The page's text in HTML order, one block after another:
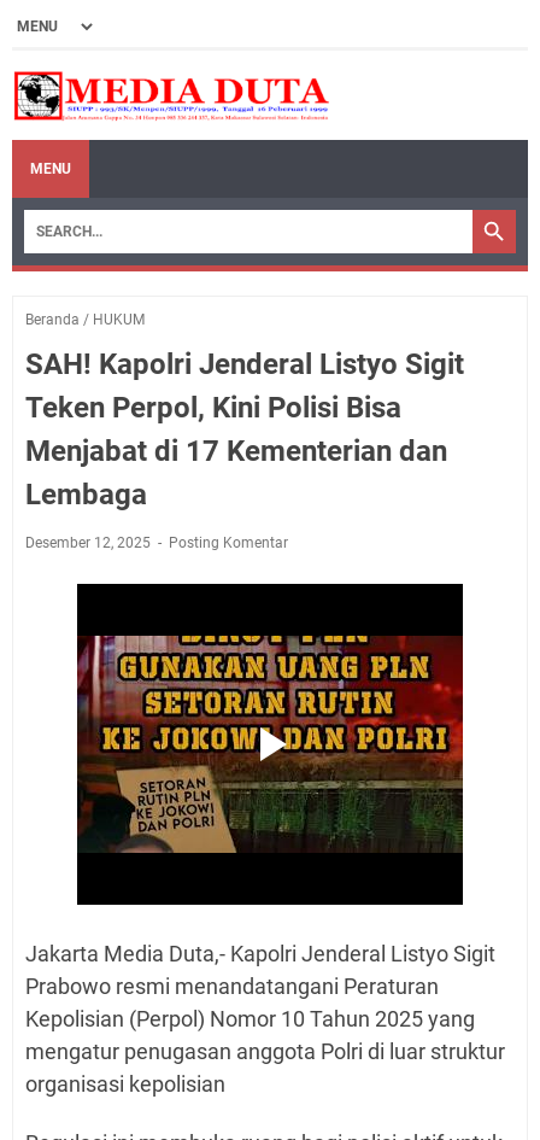
MENU
Beranda / HUKUM
SAH! Kapolri Jenderal Listyo Sigit
Teken Perpol, Kini Polisi Bisa
Menjabat di 17 Kementerian dan
Lembaga
Desember 12, 2025 Posting Komentar
Jakarta Media Duta,- Kapolri Jenderal Listyo Sigit
Prabowo resmi menandatangani Peraturan
Kepolisian (Perpol) Nomor 10 Tahun 2025 yang
mengatur penugasan anggota Polri di luar struktur
organisasi kepolisian